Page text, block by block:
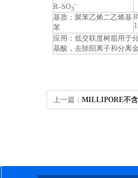
R–SO3
–
基质：聚苯乙烯二乙烯基
苯
应用：低交联度树脂用于
基酸，去除阳离子和分离
上一篇： MILLIPORE不